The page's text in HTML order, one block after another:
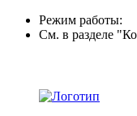
Режим работы:
См. в разделе